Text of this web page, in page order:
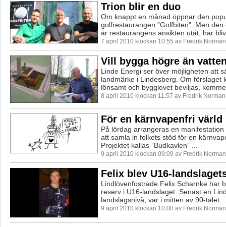
Trion blir en duo
Om knappt en månad öppnar den
golfrestaurangen ”Golfbiten”. Men
är restaurangens ansikten utåt, har
7 april 2010 klockan 10:55 av Fredrik Norman
Vill bygga högre än
Linde Energi ser över möjligheten att
landmärke i Lindesberg. Om förslaget
lönsamt och bygglovet beviljas,
8 april 2010 klockan 11:57 av Fredrik Norman
För en kärnvapenfri värld
På lördag arrangeras en
att samla in folkets stöd för en
Projektet kallas ”Budkavlen” ...
9 april 2010 klockan 09:09 av Fredrik Norman
Felix blev U16-
Lindlövenfostrade Felix Scharnke har
reserv i U16-landslaget. Senast en
landslagsnivå, var i mitten av 90-talet...
9 april 2010 klockan 10:00 av Fredrik Norman